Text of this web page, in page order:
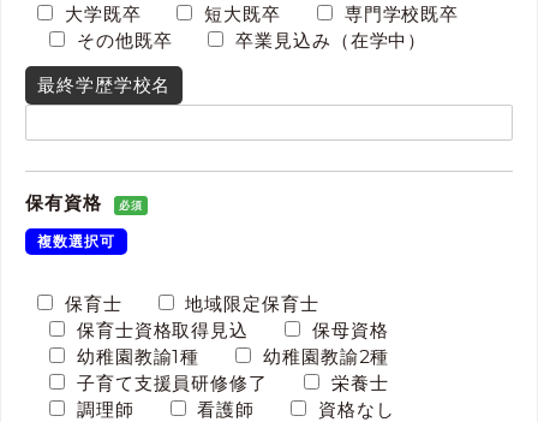
大学既卒 短大既卒
専門学校既卒
その他既卒
卒業見込み（在学中）
最終学歴学校名
保有資格 必須
複数選択可
保育士
地域限定保育士
保育士資格取得見込
保母資格
幼稚園教諭1種
幼稚園教諭2種
子育て支援員研修修了
栄養士
調理師
看護師
資格なし